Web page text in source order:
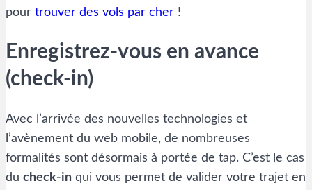
pour trouver des vols par cher !
Enregistrez-vous en avance
(check-in)
Avec l’arrivée des nouvelles technologies et
l’avènement du web mobile, de nombreuses
formalités sont désormais à portée de tap. C’est le cas
du check-in qui vous permet de valider votre trajet en